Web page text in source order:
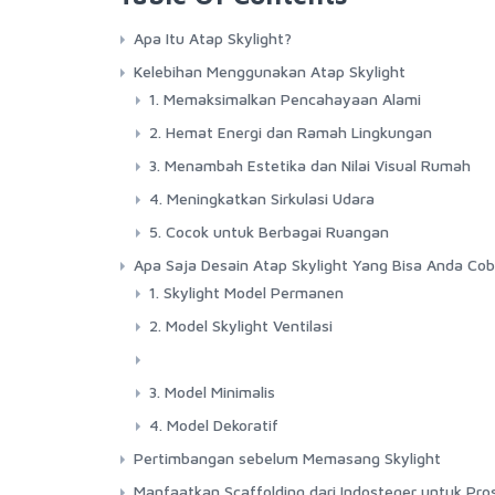
Apa Itu Atap Skylight?
Kelebihan Menggunakan Atap Skylight
1. Memaksimalkan Pencahayaan Alami
2. Hemat Energi dan Ramah Lingkungan
3. Menambah Estetika dan Nilai Visual Rumah
4. Meningkatkan Sirkulasi Udara
5. Cocok untuk Berbagai Ruangan
Apa Saja Desain Atap Skylight Yang Bisa Anda
1. Skylight Model Permanen
2. Model Skylight Ventilasi
3. Model Minimalis
4. Model Dekoratif
Pertimbangan sebelum Memasang Skylight
Manfaatkan Scaffolding dari Indosteger untuk